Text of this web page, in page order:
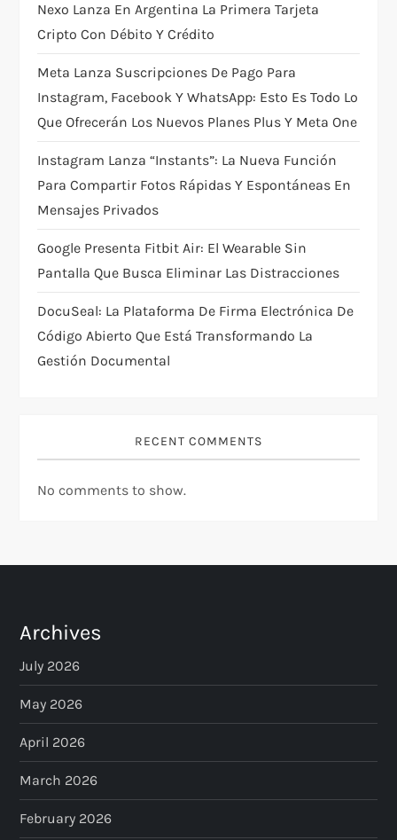
a
t
i
o
n
Nexo Lanza En Argentina La Primera Tarjeta
Cripto Con Débito Y Crédito
Meta Lanza Suscripciones De Pago Para
Instagram, Facebook Y WhatsApp: Esto Es Todo Lo
Que Ofrecerán Los Nuevos Planes Plus Y Meta One
Instagram Lanza “Instants”: La Nueva Función
Para Compartir Fotos Rápidas Y Espontáneas En
Mensajes Privados
Google Presenta Fitbit Air: El Wearable Sin
Pantalla Que Busca Eliminar Las Distracciones
DocuSeal: La Plataforma De Firma Electrónica De
Código Abierto Que Está Transformando La
Gestión Documental
RECENT COMMENTS
No comments to show.
Archives
July 2026
May 2026
April 2026
March 2026
February 2026